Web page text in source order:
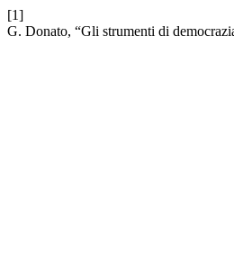
[1]
G. Donato, “Gli strumenti di